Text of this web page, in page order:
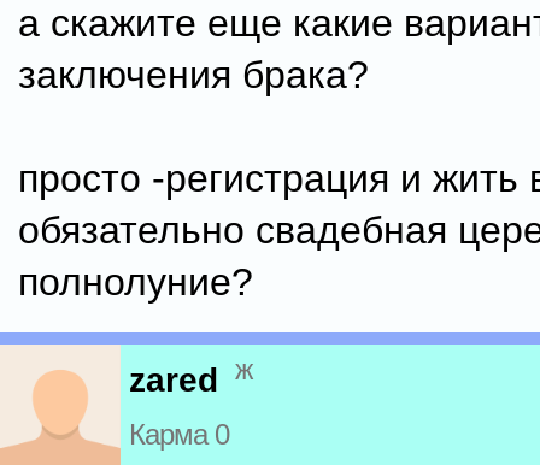
а скажите еще какие
заключения брака?
просто -регистрация и жить
обязательно свадебная
полнолуние?
zared ж
Карма 0